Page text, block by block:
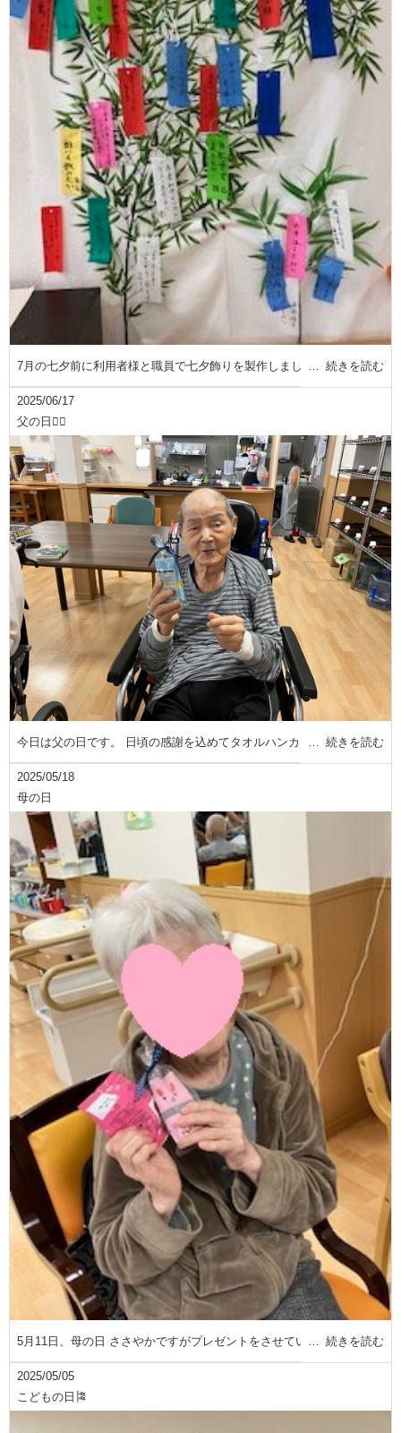
7月の七夕前に利用者様と職員で七夕飾りを製作しまし 続きを読む
2025/06/17
父の日🙋‍♂️
今日は父の日です。 日頃の感謝を込めてタオルハンカ 続きを読む
2025/05/18
母の日
5月11日、母の日 ささやかですがプレゼントをさせてい 続きを読む
2025/05/05
こどもの日🎏